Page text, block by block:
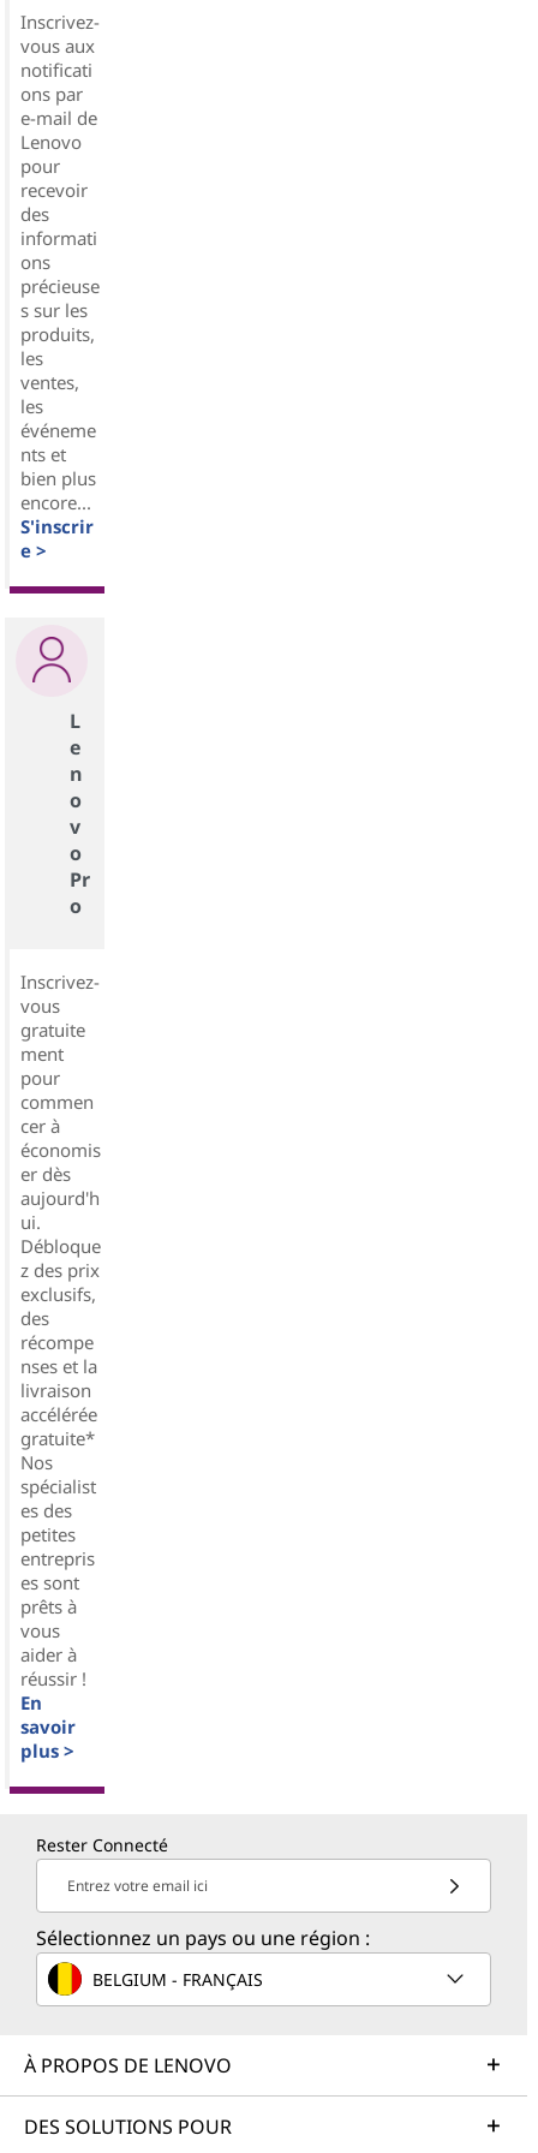
Inscrivez-
vous aux
notificati
ons par
e-mail de
Lenovo
pour
recevoir
des
informati
ons
précieuse
s sur les
produits,
les
ventes,
les
événeme
nts et
bien plus
encore...
S'inscrir
e >
L
e
n
o
v
o
Pr
o
Inscrivez-
vous
gratuite
ment
pour
commen
cer à
économis
er dès
aujourd'h
ui.
Débloque
z des prix
exclusifs,
des
récompe
nses et la
livraison
accélérée
gratuite*
Nos
spécialist
es des
petites
entrepris
es sont
prêts à
vous
aider à
réussir !
En
savoir
plus >
Rester Connecté
Entrez votre email ici
Sélectionnez un pays ou une région :
BELGIUM - FRANÇAIS
À PROPOS DE LENOVO
DES SOLUTIONS POUR